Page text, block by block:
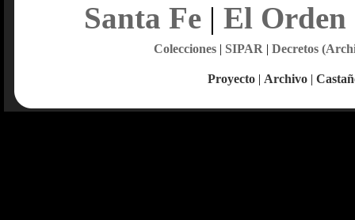
Santa Fe| El Orden
Colecciones| SIPAR | Decretos
Proyecto | Archivo |